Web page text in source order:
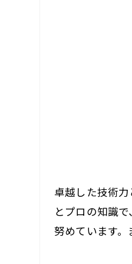
卓越した技術
とプロの知識
努めています